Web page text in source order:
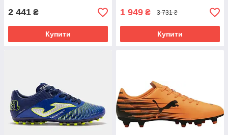
2 441 ₴
Купити
1 949 ₴ 3 731 ₴
Купити